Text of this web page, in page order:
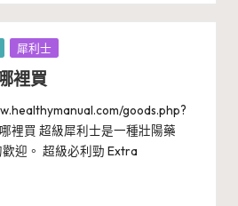
犀利士
裡買
goods.php?
裡買 超級犀利士是一種壯陽藥
迎。 超級必利勁 Extra